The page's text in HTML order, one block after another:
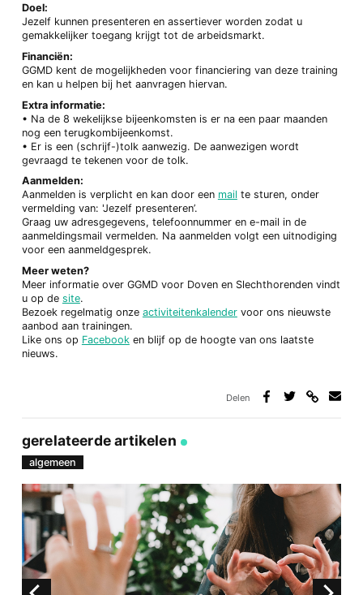
Doel:
Jezelf kunnen presenteren en assertiever worden zodat u
gemakkelijker toegang krijgt tot de arbeidsmarkt.
Financiën:
GGMD kent de mogelijkheden voor financiering van deze training
en kan u helpen bij het aanvragen hiervan.
Extra informatie:
• Na de 8 wekelijkse bijeenkomsten is er na een paar maanden
nog een terugkombijeenkomst.
• Er is een (schrijf-)tolk aanwezig. De aanwezigen wordt
gevraagd te tekenen voor de tolk.
Aanmelden:
Aanmelden is verplicht en kan door een mail te sturen, onder
vermelding van: 'Jezelf presenteren’.
Graag uw adresgegevens, telefoonnummer en e-mail in de
aanmeldingsmail vermelden. Na aanmelden volgt een uitnodiging
voor een aanmeldgesprek.
Meer weten?
Meer informatie over GGMD voor Doven en Slechthorenden vindt
u op de site.
Bezoek regelmatig onze activiteitenkalendervoor ons nieuwste
aanbod aan trainingen.
Like ons op Facebooken blijf op de hoogte van ons laatste
nieuws.
Delen
gerelateerde artikelen
algemeen